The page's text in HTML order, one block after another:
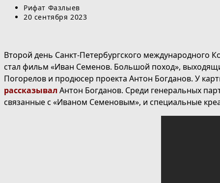
Автор
записи:
Рифат Фазлыев
Запись
20 сентября 2023
Второй день Санкт-Петербургского международного
стал фильм «Иван Семенов. Большой поход»,
Погорелов и продюсер проекта Антон Богданов. У
рассказывал Антон Богданов. Среди генеральных
связанные с «Иваном Семеновым», и специальные